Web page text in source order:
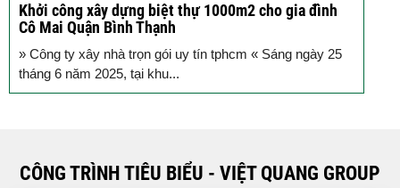
Khởi công xây dựng biệt thự 1000m2 cho gia đình
Cô Mai Quận Bình Thạnh
» Công ty xây nhà trọn gói uy tín tphcm « Sáng ngày 25
tháng 6 năm 2025, tại khu...
CÔNG TRÌNH TIÊU BIỂU - VIỆT QUANG GROUP